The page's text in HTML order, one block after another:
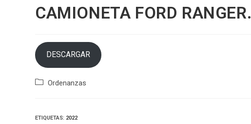
CAMIONETA FORD RANGER.
DESCARGAR
Categoría
Ordenanzas
ETIQUETAS: 2022